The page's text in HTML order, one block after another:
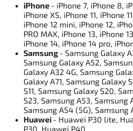
iPhone - iPhone 7, iPhone 8,
iPhone XS, iPhone 11, iPhone
iPhone 12 mini, iPhone 12,
PRO MAX, iPhone 13, iPhone
iPhone 14, iPhone 14 pro,
Samsung - Samsung Galaxy
Samsung Galaxy A52,
Galaxy A32 4G, Samsung
Galaxy A71, Samsung Galaxy
S11, Samsung Galaxy S20,
S23, Samsung A53, Samsung
Samsung A54 (5G), Samsung
Huawei - Huawei P30 lite,
P30, Huawei P40